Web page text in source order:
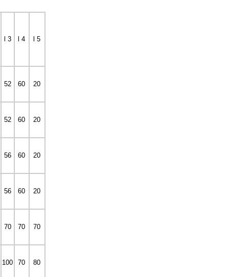
l 3 l 4 l 5
52 60 20
52 60 20
56 60 20
56 60 20
70 70 70
100 70 80